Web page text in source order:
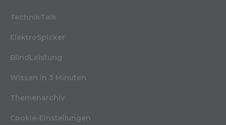
TechnikTalk
ElektroSpicker
BlindLeistung
Wissen in 3 Minuten
Themenarchiv
Cookie-Einstellungen